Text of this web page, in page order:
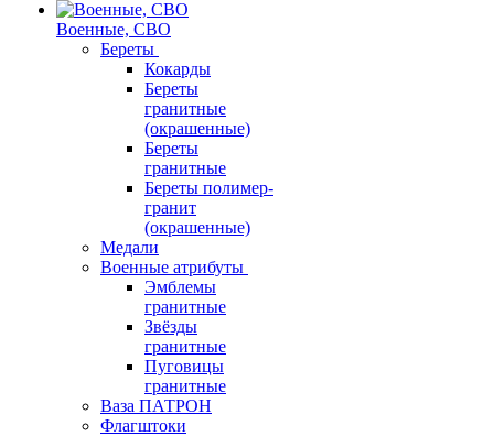
Военные, СВО
Береты
Кокарды
Береты
гранитные
(окрашенные)
Береты
гранитные
Береты полимер-
гранит
(окрашенные)
Медали
Военные атрибуты
Эмблемы
гранитные
Звёзды
гранитные
Пуговицы
гранитные
Ваза ПАТРОН
Флагштоки